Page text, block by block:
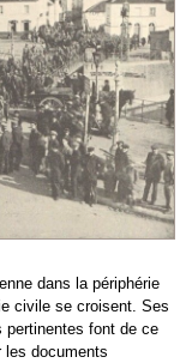
dans la périphérie
civile se croisent. Ses
pertinentes font de ce
les documents